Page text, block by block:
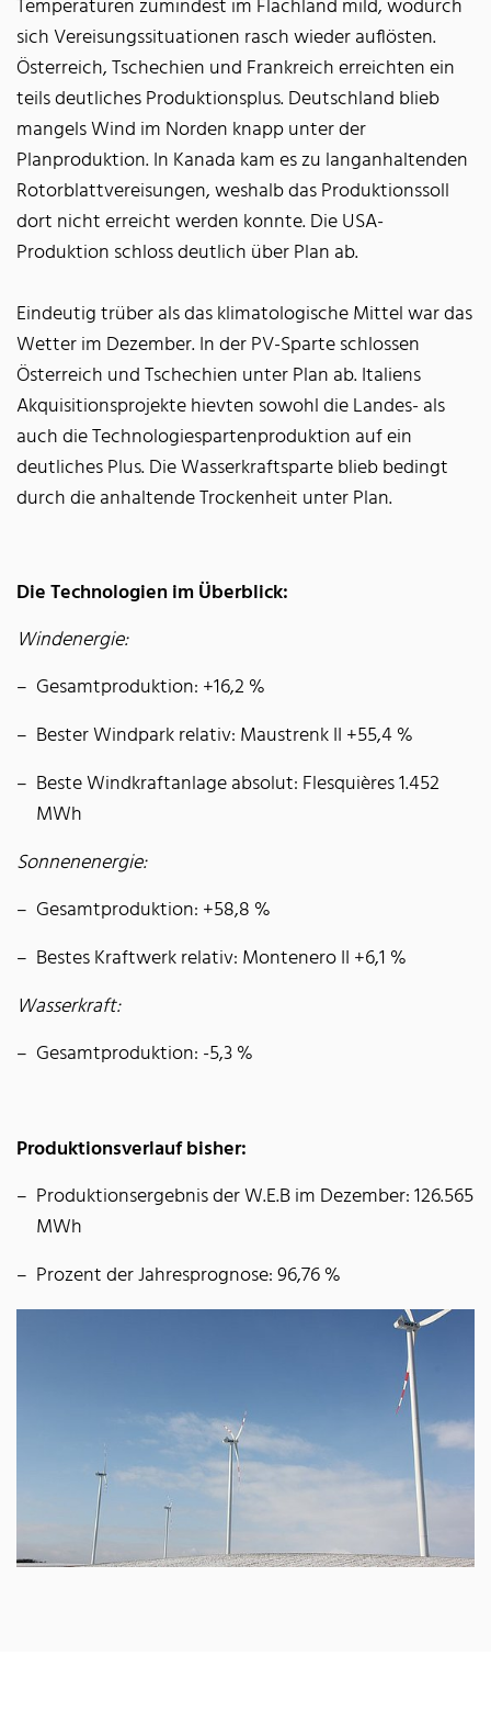
Temperaturen zumindest im Flachland mild, wodurch
sich Vereisungssituationen rasch wieder auflösten.
Österreich, Tschechien und Frankreich erreichten ein
teils deutliches Produktionsplus. Deutschland blieb
mangels Wind im Norden knapp unter der
Planproduktion. In Kanada kam es zu langanhaltenden
Rotorblattvereisungen, weshalb das Produktionssoll
dort nicht erreicht werden konnte. Die USA-
Produktion schloss deutlich über Plan ab.
Eindeutig trüber als das klimatologische Mittel war das
Wetter im Dezember. In der PV-Sparte schlossen
Österreich und Tschechien unter Plan ab. Italiens
Akquisitionsprojekte hievten sowohl die Landes- als
auch die Technologiespartenproduktion auf ein
deutliches Plus. Die Wasserkraftsparte blieb bedingt
durch die anhaltende Trockenheit unter Plan.
Die Technologien im Überblick:
Windenergie:
Gesamtproduktion: +16,2 %
Bester Windpark relativ: Maustrenk II +55,4 %
Beste Windkraftanlage absolut: Flesquières 1.452
MWh
Sonnenenergie:
Gesamtproduktion: +58,8 %
Bestes Kraftwerk relativ: Montenero II +6,1 %
Wasserkraft:
Gesamtproduktion: -5,3 %
Produktionsverlauf bisher:
Produktionsergebnis der W.E.B im Dezember: 126.565
MWh
Prozent der Jahresprognose: 96,76 %